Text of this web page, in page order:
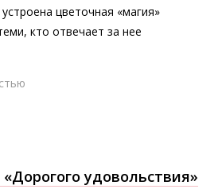
цветочная «магия»
кто отвечает за нее
удовольствия»